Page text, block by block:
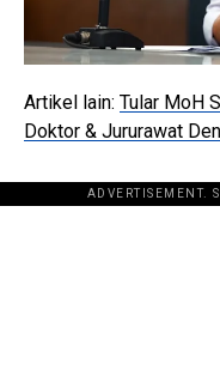
Artikel lain: Tular MoH
Doktor & Jururawat
ADVERTISEMENT.